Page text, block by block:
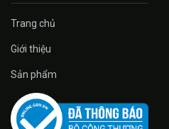
Trang chủ
Giới thiệu
Sản phẩm